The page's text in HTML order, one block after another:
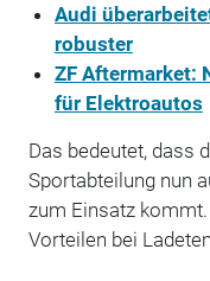
Audi
robuster
ZF Aftermarket:
für Elektroautos
Das bedeutet, dass
Sportabteilung nun
zum Einsatz
Vorteilen bei